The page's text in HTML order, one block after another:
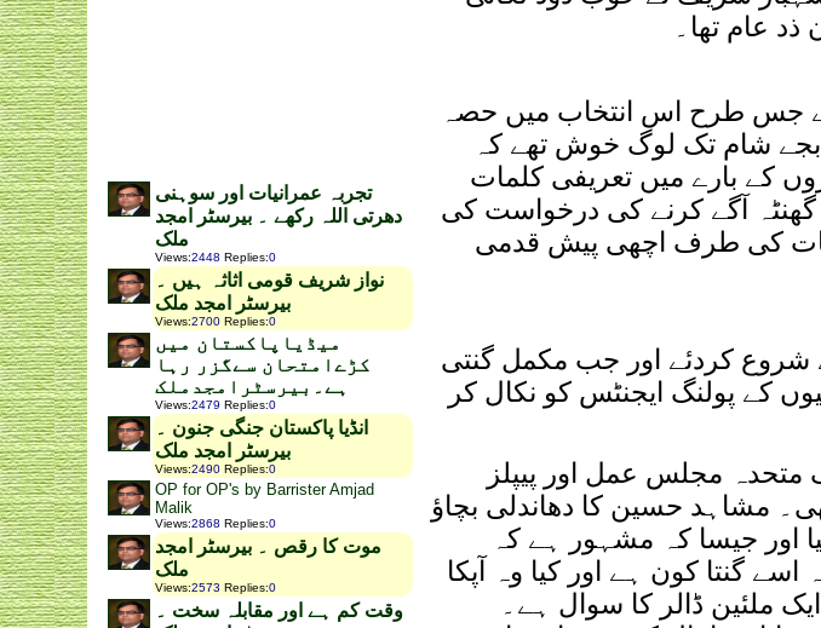
تجربہ عمرانیات اور سوہنی
دھرتی اللہ رکھے ۔ بیرسٹر امجد
ملک
Views:2448 Replies:0
نواز شریف قومی اثاثہ ہیں ۔
بیرسٹر امجد ملک
Views:2700 Replies:0
میڈیاپاکستان میں
کڑےامتحان سےگزر رہا
ہے۔بیرسٹرامجدملک
Views:2479 Replies:0
انڈیا پاکستان جنگی جنون ۔
بیرسٹر امجد ملک
Views:2490 Replies:0
OP for OP's by Barrister Amjad
Malik
Views:2868 Replies:0
موت کا رقص ۔ بیرسٹر امجد
ملک
Views:2573 Replies:0
وقت کم ہے اور مقابلہ سخت ۔
عام تھا۔
جس طرح اس انتخاب میں حصہ
بجے شام تک لوگ خوش تھے کہ
کے بارے میں تعریفی کلمات
گھنٹہ آگے کرنے کی درخواست کی
کی طرف اچھی پیش قدمی
شروع کردئے اور جب مکمل گنتی
پارٹیوں کے پولنگ ایجنٹس کو نکال کر
مجلس عمل اور پیپلز
مشاہد حسین کا دھاندلی بچاؤ
اور جیسا کہ مشہور ہے کہ
گنتا کون ہے اور کیا وہ آپکا
ملئین ڈالر کا سوال ہے۔